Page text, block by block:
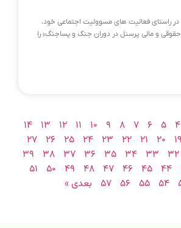
در راستای فعالیت های مسوولیت اجتماعی خود،
و مالی پرسنل در دوران جنگ و پساجنگ» را
۴ ۵ ۶ ۷ ۸ ۹ ۱۰ ۱۱ ۱۲ ۱۳
۱۴
۱۹ ۲۰ ۲۱ ۲۲ ۲۳ ۲۴ ۲۵ ۲۶
۲۷
۳۲ ۳۳ ۳۴ ۳۵ ۳۶ ۳۷ ۳۸
۳۹
۴۴ ۴۵ ۴۶ ۴۷ ۴۸ ۴۹ ۵۰ ۵۱
۵۴ ۵۵ ۵۶ ۵۷ بعدی »